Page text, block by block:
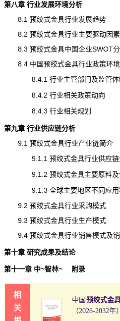
第八章 行业发展环境分析
8.1 预绞式金具行业发展趋势
8.2 预绞式金具行业主要驱动因素
8.3 预绞式金具中国企业SWOT
8.4 中国预绞式金具行业政策环境
8.4.1 行业主管部门及监管体
8.4.2 行业相关政策动向
8.4.3 行业相关规划
第九章 行业供应链分析
9.1 预绞式金具行业产业链简介
9.1.1 预绞式金具行业供应链
9.1.2 预绞式金具主要原料及
9.1.3 全球主要地区不同应用
9.2 预绞式金具行业采购模式
9.3 预绞式金具行业生产模式
9.4 预绞式金具行业销售模式及销
第十章 研究成果及结论
第十一章 中~智林~ 附录
相
关
中国 预绞式金
（2026-2032年）